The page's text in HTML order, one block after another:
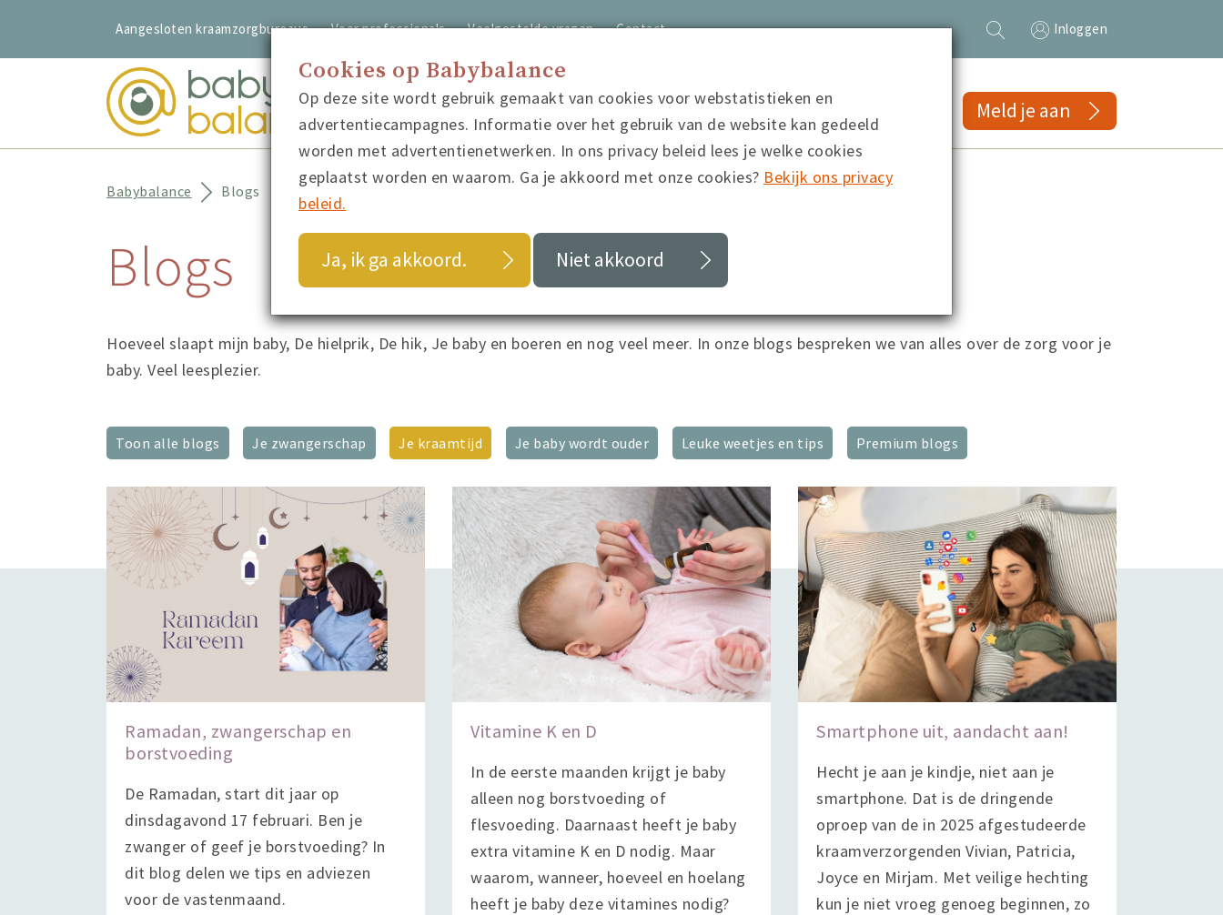
Aangesloten kraamzorgbureaus Voor professionals Veelgestelde vragen Contact Inloggen
home video's quiz blogs Meld je aan
Babybalance Blogs
Blogs
Hoeveel slaapt mijn baby, De hielprik, De hik, Je baby en boeren en nog veel meer. In onze blogs bespreken we van alles over de zorg voor je
baby. Veel leesplezier.
Toon alle blogs Je zwangerschap Je kraamtijd Je baby wordt ouder Leuke weetjes en tips Premium blogs
Ramadan, zwangerschap en
borstvoeding
De Ramadan, start dit jaar op
dinsdagavond 17 februari. Ben je
zwanger of geef je borstvoeding? In
dit blog delen we tips en adviezen
voor de vastenmaand.
Vitamine K en D
In de eerste maanden krijgt je baby
alleen nog borstvoeding of
flesvoeding. Daarnaast heeft je baby
extra vitamine K en D nodig. Maar
waarom, wanneer, hoeveel en hoelang
heeft je baby deze vitamines nodig?
Smartphone uit, aandacht aan!
Hecht je aan je kindje, niet aan je
smartphone. Dat is de dringende
oproep van de in 2025 afgestudeerde
kraamverzorgenden Vivian, Patricia,
Joyce en Mirjam. Met veilige hechting
kun je niet vroeg genoeg beginnen, zo
Cookies op Babybalance
Op deze site wordt gebruik gemaakt van cookies voor webstatistieken en
advertentiecampagnes. Informatie over het gebruik van de website kan gedeeld
worden met advertentienetwerken. In ons privacy beleid lees je welke cookies
geplaatst worden en waarom. Ga je akkoord met onze cookies? Bekijk ons privacy
beleid.
Ja, ik ga akkoord. Niet akkoord